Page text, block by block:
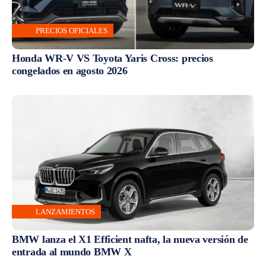
PRECIOS OFICIALES
Honda WR-V VS Toyota Yaris Cross: precios
congelados en agosto 2026
LANZAMIENTOS
BMW lanza el X1 Efficient nafta, la nueva versión de
entrada al mundo BMW X